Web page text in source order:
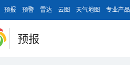
预报 预警 雷达 云图 天气地图 专业产品
预报